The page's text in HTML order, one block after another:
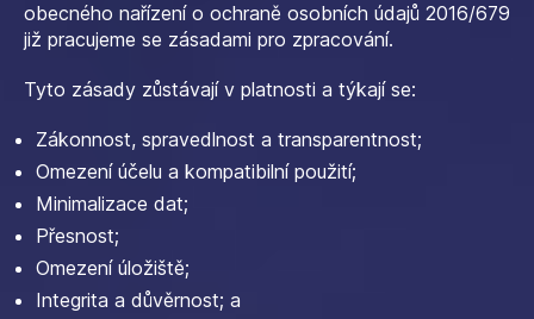
obecného nařízení o ochraně osobních údajů 2016/679
již pracujeme se zásadami pro zpracování.
Tyto zásady zůstávají v platnosti a týkají se:
Zákonnost, spravedlnost a transparentnost;
Omezení účelu a kompatibilní použití;
Minimalizace dat;
Přesnost;
Omezení úložiště;
Integrita a důvěrnost; a